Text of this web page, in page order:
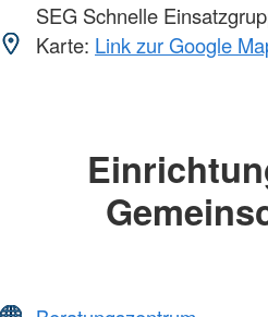
SEG Schnelle
Karte: Link zur Google